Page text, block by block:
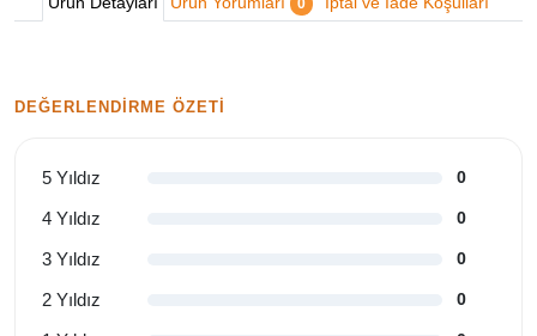
0
DEĞERLENDIRME ÖZETI
5 Yıldız 0
4 Yıldız 0
3 Yıldız 0
2 Yıldız 0